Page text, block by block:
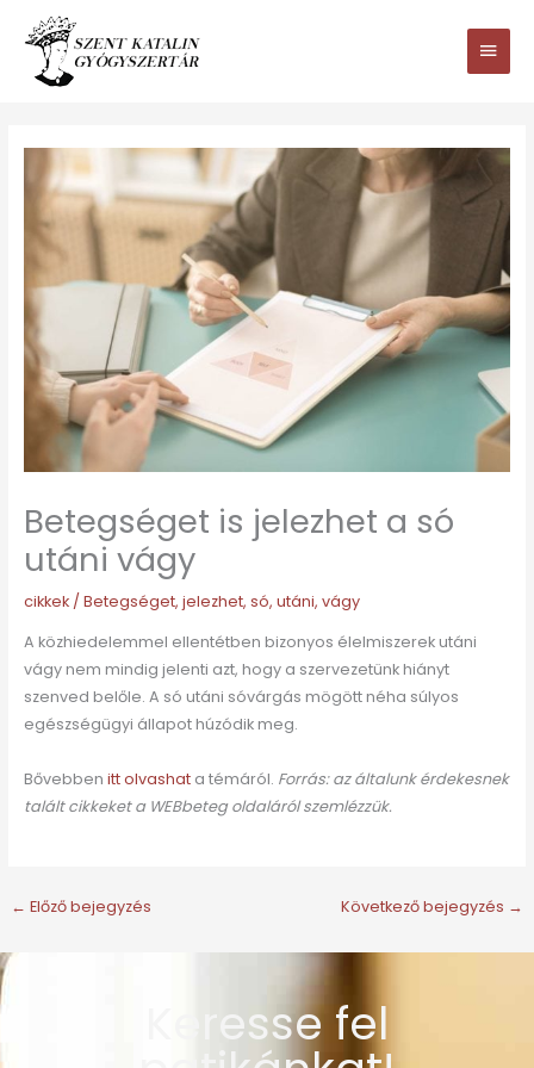
tartalomhoz
Main
Menu
Betegséget is jelezhet a só
utáni vágy
cikkek/ Betegséget, jelezhet, só, utáni, vágy
A közhiedelemmel ellentétben bizonyos élelmiszerek utáni
vágy nem mindig jelenti azt, hogy a szervezetünk hiányt
szenved belőle. A só utáni sóvárgás mögött néha súlyos
egészségügyi állapot húzódik meg.
Bővebben itt olvashat a témáról. Forrás: az általunk érdekesnek
talált cikkeket a WEBbeteg oldaláról szemlézzük.
← Előző bejegyzés Következő bejegyzés →
Keresse fel